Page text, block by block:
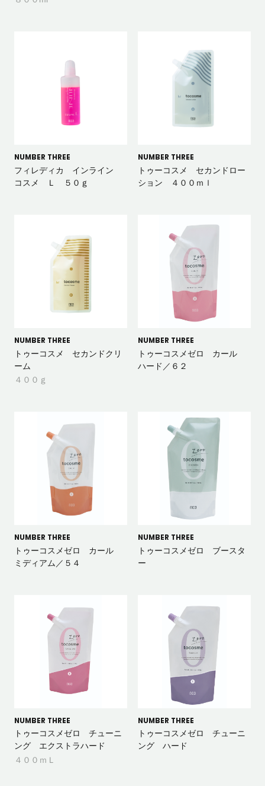
NUMBER THREE
フィレディカ インライン
コスメ Ｌ ５０ｇ
NUMBER THREE
トゥーコスメ セカンドロー
ション ４００ｍｌ
NUMBER THREE
トゥーコスメ セカンドクリ
ーム
４００ｇ
NUMBER THREE
トゥーコスメゼロ カール
ハード／６２
NUMBER THREE
トゥーコスメゼロ カール
ミディアム／５４
NUMBER THREE
トゥーコスメゼロ ブースタ
ー
NUMBER THREE
トゥーコスメゼロ チューニ
ング エクストラハード
４００ｍＬ
NUMBER THREE
トゥーコスメゼロ チューニ
ング ハード